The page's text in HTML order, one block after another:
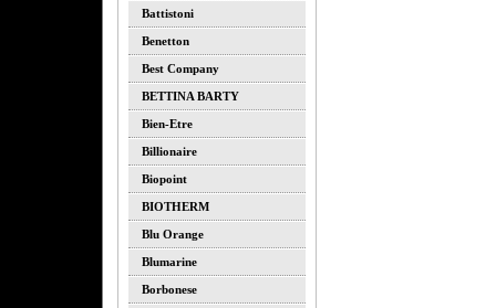
Battistoni
Benetton
Best Company
BETTINA BARTY
Bien-Etre
Billionaire
Biopoint
BIOTHERM
Blu Orange
Blumarine
Borbonese